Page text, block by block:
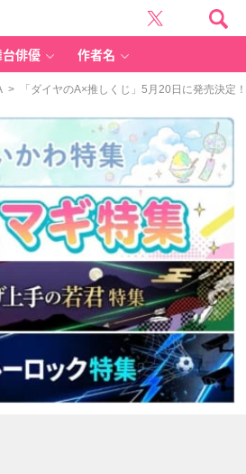
台俳優 作者名
> 「ダイヤのA×推しくじ」5月20日に発売決定